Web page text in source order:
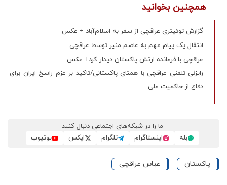
همچنین بخوانید
گزارش توئیتری عراقچی از سفر به اسلام‌آباد + عکس
انتقال یک پیام مهم به عاصم منیر توسط عراقچی
عراقچی با فرمانده ارتش پاکستان دیدار کرد+ عکس
رایزنی تلفنی عراقچی با همتای پاکستانی/تاکید بر عزم راسخ ایران برای
دفاع از حاکمیت ملی
ما را در شبکه‌های اجتماعی دنبال کنید
بله
اینستاگرام تلگرام ایکس یوتیوب
پاکستان عباس عراقچی